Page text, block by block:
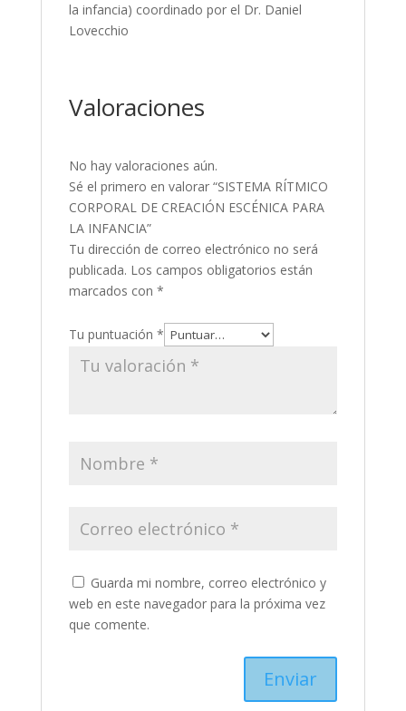
la infancia) coordinado por el Dr. Daniel
Lovecchio
Valoraciones
No hay valoraciones aún.
Sé el primero en valorar “SISTEMA RÍTMICO
CORPORAL DE CREACIÓN ESCÉNICA PARA
LA INFANCIA”
Tu dirección de correo electrónico no será
publicada. Los campos obligatorios están
marcados con *
Tu puntuación *
Guarda mi nombre, correo electrónico y
web en este navegador para la próxima vez
que comente.